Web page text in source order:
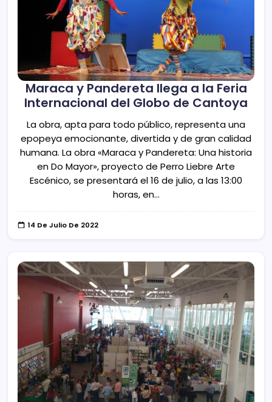
Maraca y Pandereta llega a la Feria
Internacional del Globo de Cantoya
La obra, apta para todo público, representa una
epopeya emocionante, divertida y de gran calidad
humana. La obra «Maraca y Pandereta: Una historia
en Do Mayor», proyecto de Perro Liebre Arte
Escénico, se presentará el 16 de julio, a las 13:00
horas, en…
14 De Julio De 2022